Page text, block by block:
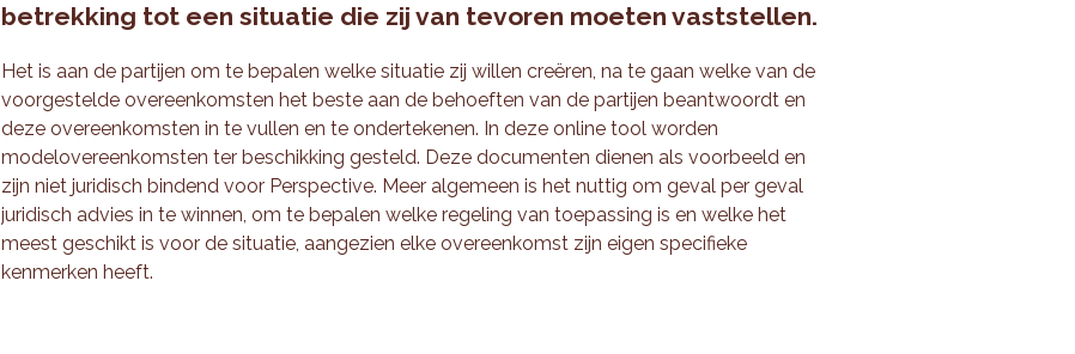
betrekking tot een situatie die zij van tevoren moeten vaststellen.
Het is aan de partijen om te bepalen welke situatie zij willen creëren, na te gaan welke van de
voorgestelde overeenkomsten het beste aan de behoeften van de partijen beantwoordt en
deze overeenkomsten in te vullen en te ondertekenen. In deze online tool worden
modelovereenkomsten ter beschikking gesteld. Deze documenten dienen als voorbeeld en
zijn niet juridisch bindend voor Perspective. Meer algemeen is het nuttig om geval per geval
juridisch advies in te winnen, om te bepalen welke regeling van toepassing is en welke het
meest geschikt is voor de situatie, aangezien elke overeenkomst zijn eigen specifieke
kenmerken heeft.